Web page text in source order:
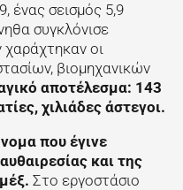
ένας σεισμός 5,9
συγκλόνισε
οι
βιομηχανικών
αποτέλεσμα: 143
χιλιάδες άστεγοι.
που έγινε
και της
Στο εργοστάσιο